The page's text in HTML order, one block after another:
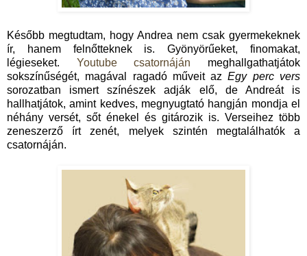
Később megtudtam, hogy Andrea nem csak gyermekeknek
ír, hanem felnőtteknek is. Gyönyörűeket, finomakat,
légieseket. Youtube csatornáján meghallgathatjátok
sokszínűségét, magával ragadó műveit azEgy perc vers
sorozatban ismert színészek adják elő, de Andreát is
hallhatjátok, amint kedves, megnyugtató hangján mondja el
néhány versét, sőt énekel és gitározik is. Verseihez több
zeneszerző írt zenét, melyek szintén megtalálhatók a
csatornáján.